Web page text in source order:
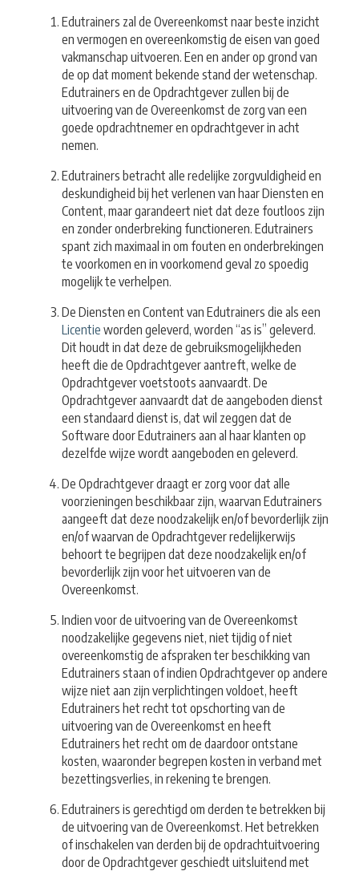
Edutrainers zal de Overeenkomst naar beste inzicht
en vermogen en overeenkomstig de eisen van goed
vakmanschap uitvoeren. Een en ander op grond van
de op dat moment bekende stand der wetenschap.
Edutrainers en de Opdrachtgever zullen bij de
uitvoering van de Overeenkomst de zorg van een
goede opdrachtnemer en opdrachtgever in acht
nemen.
Edutrainers betracht alle redelijke zorgvuldigheid en
deskundigheid bij het verlenen van haar Diensten en
Content, maar garandeert niet dat deze foutloos zijn
en zonder onderbreking functioneren. Edutrainers
spant zich maximaal in om fouten en onderbrekingen
te voorkomen en in voorkomend geval zo spoedig
mogelijk te verhelpen.
De Diensten en Content van Edutrainers die als een
Licentie worden geleverd, worden “as is” geleverd.
Dit houdt in dat deze de gebruiksmogelijkheden
heeft die de Opdrachtgever aantreft, welke de
Opdrachtgever voetstoots aanvaardt. De
Opdrachtgever aanvaardt dat de aangeboden dienst
een standaard dienst is, dat wil zeggen dat de
Software door Edutrainers aan al haar klanten op
dezelfde wijze wordt aangeboden en geleverd.
De Opdrachtgever draagt er zorg voor dat alle
voorzieningen beschikbaar zijn, waarvan Edutrainers
aangeeft dat deze noodzakelijk en/of bevorderlijk zijn
en/of waarvan de Opdrachtgever redelijkerwijs
behoort te begrijpen dat deze noodzakelijk en/of
bevorderlijk zijn voor het uitvoeren van de
Overeenkomst.
Indien voor de uitvoering van de Overeenkomst
noodzakelijke gegevens niet, niet tijdig of niet
overeenkomstig de afspraken ter beschikking van
Edutrainers staan of indien Opdrachtgever op andere
wijze niet aan zijn verplichtingen voldoet, heeft
Edutrainers het recht tot opschorting van de
uitvoering van de Overeenkomst en heeft
Edutrainers het recht om de daardoor ontstane
kosten, waaronder begrepen kosten in verband met
bezettingsverlies, in rekening te brengen.
Edutrainers is gerechtigd om derden te betrekken bij
de uitvoering van de Overeenkomst. Het betrekken
of inschakelen van derden bij de opdrachtuitvoering
door de Opdrachtgever geschiedt uitsluitend met